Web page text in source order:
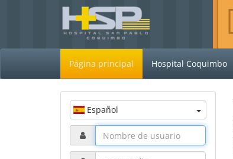
Página principal Hospital Coquimbo
Español